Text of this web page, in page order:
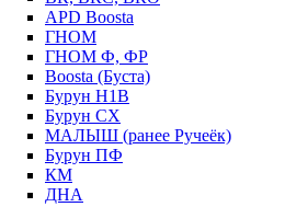
APD Boosta
ГНОМ
ГНОМ Ф, ФР
Boosta (Буста)
Бурун Н1В
Бурун СХ
МАЛЫШ (ранее Ручеёк)
Бурун ПФ
КМ
ДНА